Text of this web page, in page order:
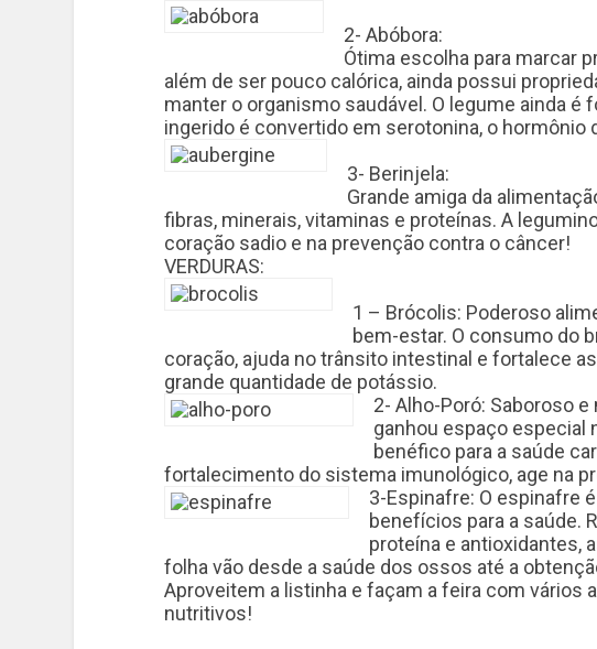
2- Abóbora:
Ótima escolha para marcar
além de ser pouco calórica, ainda possui
manter o organismo saudável. O legume ainda é
ingerido é convertido em serotonina, o hormônio
3- Berinjela:
Grande amiga da
fibras, minerais, vitaminas e proteínas. A
coração sadio e na prevenção contra o câncer!
VERDURAS:
1 – Brócolis: Poderoso
bem-estar. O consumo do
coração, ajuda no trânsito intestinal e fortalece
grande quantidade de potássio.
2- Alho-Poró: Saboroso
ganhou espaço especial
benéfico para a saúde
fortalecimento do sistema imunológico, age na
3-Espinafre: O espinafre
benefícios para a saúde.
proteína e antioxidantes,
folha vão desde a saúde dos ossos até a
Aproveitem a listinha e façam a feira com vários
nutritivos!